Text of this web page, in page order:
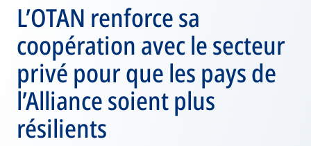
L’OTAN renforce sa
coopération avec le secteur
privé pour que les pays de
l’Alliance soient plus
résilients